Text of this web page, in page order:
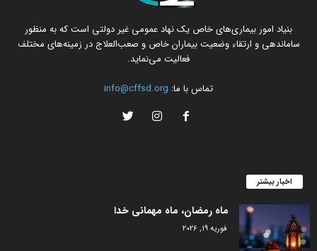
بنیاد امور بیماری‌های خاص یک نهاد عمومی غیر دولتی است که به منظور
ساماندهی و ارتقاء وضعیت بیماران خاص و صعب‌العلاج در زمینه‌های مختلف
فعالیت می‌نماید.
تماس با ما: info@cffsd.org
اخبار بیشتر
ماه رمضان، ماه مهمانی خدا
فوریه 19, 2026